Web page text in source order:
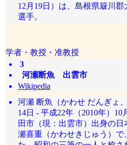
12月19日）は、島根県簸川
選手。
学者・教授・准教授
3
河瀬断魚 出雲市
Wikipedia
河瀬 断魚（かわせ だんぎょ
14日 - 平成22年（2010年）
田市（現：出雲市）出身の
瀬喜重（かわせきじゅう）で